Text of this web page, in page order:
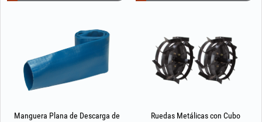
Manguera Plana de Descarga de
Ruedas Metálicas con Cubo